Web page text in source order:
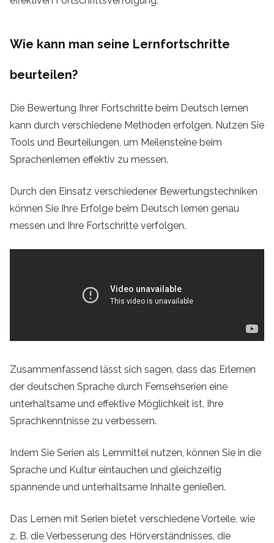
Wie kann man seine Lernfortschritte
beurteilen?
Die Bewertung Ihrer Fortschritte beim Deutsch lernen
kann durch verschiedene Methoden erfolgen. Nutzen Sie
Tools und Beurteilungen, um Meilensteine ​​beim
Sprachenlernen effektiv zu messen.
Durch den Einsatz verschiedener Bewertungstechniken
können Sie Ihre Erfolge beim Deutsch lernen genau
messen und Ihre Fortschritte verfolgen.
Zusammenfassend lässt sich sagen, dass das Erlernen
der deutschen Sprache durch Fernsehserien eine
unterhaltsame und effektive Möglichkeit ist, Ihre
Sprachkenntnisse zu verbessern.
Indem Sie Serien als Lernmittel nutzen, können Sie in die
Sprache und Kultur eintauchen und gleichzeitig
spannende und unterhaltsame Inhalte genießen.
Das Lernen mit Serien bietet verschiedene Vorteile, wie
z. B. die Verbesserung des Hörverständnisses, die